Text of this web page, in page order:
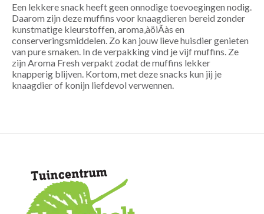
Een lekkere snack heeft geen onnodige toevoegingen nodig.
Daarom zijn deze muffins voor knaagdieren bereid zonder
kunstmatige kleurstoffen, aroma‚àöiÃàs en
conserveringsmiddelen. Zo kan jouw lieve huisdier genieten
van pure smaken. In de verpakking vind je vijf muffins. Ze
zijn Aroma Fresh verpakt zodat de muffins lekker
knapperig blijven. Kortom, met deze snacks kun jij je
knaagdier of konijn liefdevol verwennen.